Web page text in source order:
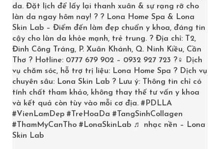
Tái tạo da,tăng độ đàn hồi
Tẩy da chết, dưỡng ẩm lâu dài, làm trắng
Cân bằng độ ẩm cho da khỏe mạnh
Làm dịu da thương tổn, cân bằng độ pH.
4. Hướng dẫn sử dụng
Bôi đều lên mặt sau bước Toner hoặc Ampoule
da. Đặt lịch để lấy lại thanh xuân & sự rạng rỡ cho
làn da ngay hôm nay! ? ? Lona Home Spa & Lona
Skin Lab – Điểm đến làm đẹp chuẩn y khoa, đáng tin
cậy cho làn da khỏe mạnh, trẻ trung. ? Địa chỉ: T2,
Đinh Công Tráng, P. Xuân Khánh, Q. Ninh Kiều, Cần
Thơ ? Hotline: 0777 679 902 – 0932 927 723 ?‍♀️ Dịch
vụ chăm sóc, hỗ trợ trị liệu: Lona Home Spa ? Dịch vụ
chuyên sâu: Lona Skin Lab ? Lưu ý: Thông tin chỉ có
tính chất tham khảo, không thay thế tư vấn y khoa
và kết quả còn tùy vào mỗi cơ địa. #PDLLA
#VienLamDep #TreHoaDa #TangSinhCollagen
#ThamMyCanTho #LonaSkinLab ♬ nhạc nền – Lona
Skin Lab